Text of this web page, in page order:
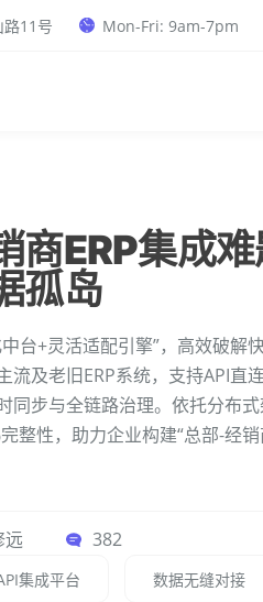
11号 Mon-Fri: 9am-7pm
商ERP集成
孤岛
台+灵活适配引擎”，高效破解
及老旧ERP系统，支持API直
同步与全链路治理。依托分布
整性，助力企业构建“总部-经
远 382
集成平台 数据无缝对接